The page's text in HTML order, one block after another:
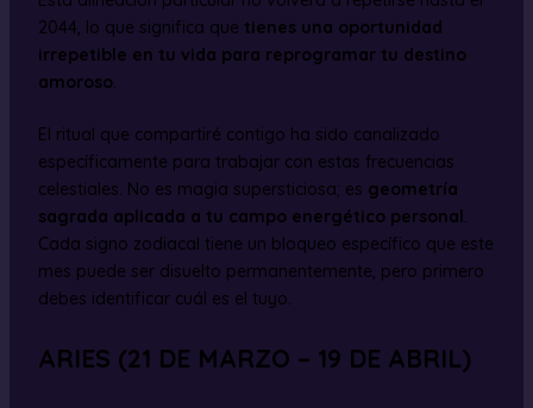
2044, lo que significa que tienes una oportunidad
irrepetible en tu vida para reprogramar tu destino
amoroso.
El ritual que compartiré contigo ha sido canalizado
específicamente para trabajar con estas frecuencias
celestiales. No es magia supersticiosa; es geometría
sagrada aplicada a tu campo energético personal
Cada signo zodiacal tiene un bloqueo específico que este
mes puede ser disuelto permanentemente, pero primero
debes identificar cuál es el tuyo.
ARIES (21 DE MARZO – 19 DE ABRIL)